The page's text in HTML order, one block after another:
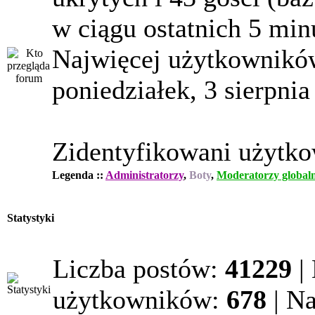
w ciągu ostatnich 5
Najwięcej
poniedziałek, 3
Zidentyfikowani
Legenda :: Administratorzy, Boty, Moderatorzy
Statystyki
Liczba postów: 41229 |
użytkowników: 678 |